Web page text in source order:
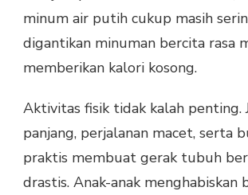
minum air putih cukup masih
digantikan minuman bercita rasa
memberikan kalori kosong.
Aktivitas fisik tidak kalah penting.
panjang, perjalanan macet, serta
praktis membuat gerak tubuh
drastis. Anak-anak menghabiskan